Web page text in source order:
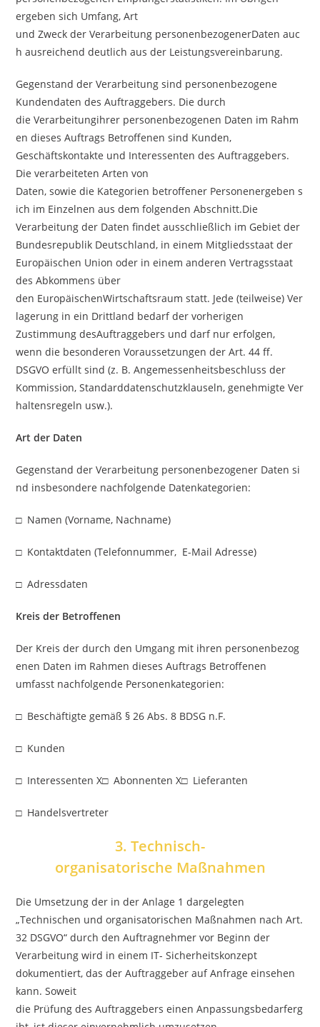
ergeben sich Umfang, Art
und Zweck der Verarbeitung personenbezogenerDaten auc
h ausreichend deutlich aus der Leistungsvereinbarung.
Gegenstand der Verarbeitung sind personenbezogene
Kundendaten des Auftraggebers. Die durch
die Verarbeitungihrer personenbezogenen Daten im Rahm
en dieses Auftrags Betroffenen sind Kunden,
Geschäftskontakte und Interessenten des Auftraggebers.
Die verarbeiteten Arten von
Daten, sowie die Kategorien betroffener Personenergeben s
ich im Einzelnen aus dem folgenden Abschnitt.Die
Verarbeitung der Daten findet ausschließlich im Gebiet der
Bundesrepublik Deutschland, in einem Mitgliedsstaat der
Europäischen Union oder in einem anderen Vertragsstaat
des Abkommens über
den EuropäischenWirtschaftsraum statt. Jede (teilweise) Ver
lagerung in ein Drittland bedarf der vorherigen
Zustimmung desAuftraggebers und darf nur erfolgen,
wenn die besonderen Voraussetzungen der Art. 44 ff.
DSGVO erfüllt sind (z. B. Angemessenheitsbeschluss der
Kommission, Standarddatenschutzklauseln, genehmigte Ver
haltensregeln usw.).
Art der Daten
Gegenstand der Verarbeitung personenbezogener Daten si
nd insbesondere nachfolgende Datenkategorien:
□ Namen (Vorname, Nachname)
□ Kontaktdaten (Telefonnummer, E-Mail Adresse)
□ Adressdaten
Kreis der Betroffenen
Der Kreis der durch den Umgang mit ihren personenbezog
enen Daten im Rahmen dieses Auftrags Betroffenen
umfasst nachfolgende Personenkategorien:
□ Beschäftigte gemäß § 26 Abs. 8 BDSG n.F.
□ Kunden
□ Interessenten X□ Abonnenten X□ Lieferanten
□ Handelsvertreter
3. Technisch-
organisatorische Maßnahmen
Die Umsetzung der in der Anlage 1 dargelegten
„Technischen und organisatorischen Maßnahmen nach Art.
32 DSGVO“ durch den Auftragnehmer vor Beginn der
Verarbeitung wird in einem IT- Sicherheitskonzept
dokumentiert, das der Auftraggeber auf Anfrage einsehen
kann. Soweit
die Prüfung des Auftraggebers einen Anpassungsbedarferg